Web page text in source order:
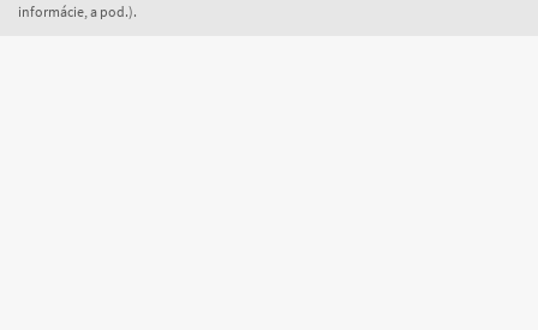
informácie, a pod.).